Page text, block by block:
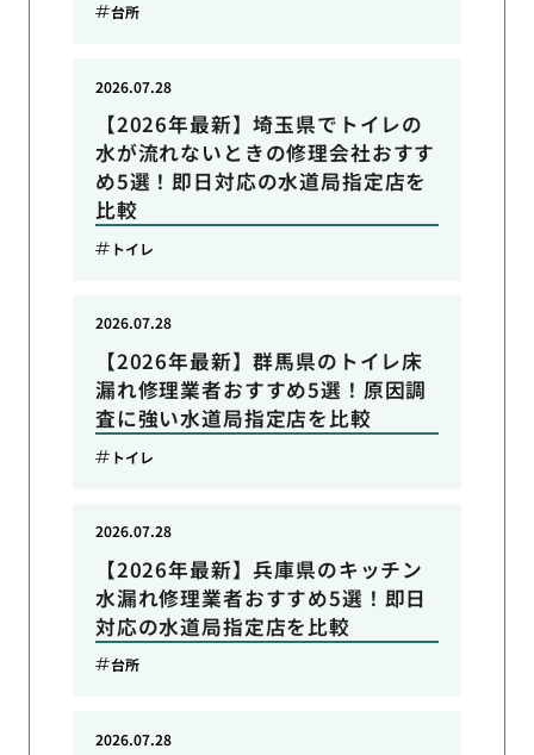
台所
【2026年最新】埼玉県でトイレの
水が流れないときの修理会社おすす
め5選！即日対応の水道局指定店を
比較
2026.07.28
トイレ
【2026年最新】群馬県のトイレ床
漏れ修理業者おすすめ5選！原因調
査に強い水道局指定店を比較
2026.07.28
トイレ
【2026年最新】兵庫県のキッチン
水漏れ修理業者おすすめ5選！即日
対応の水道局指定店を比較
2026.07.28
台所
2026.07.28